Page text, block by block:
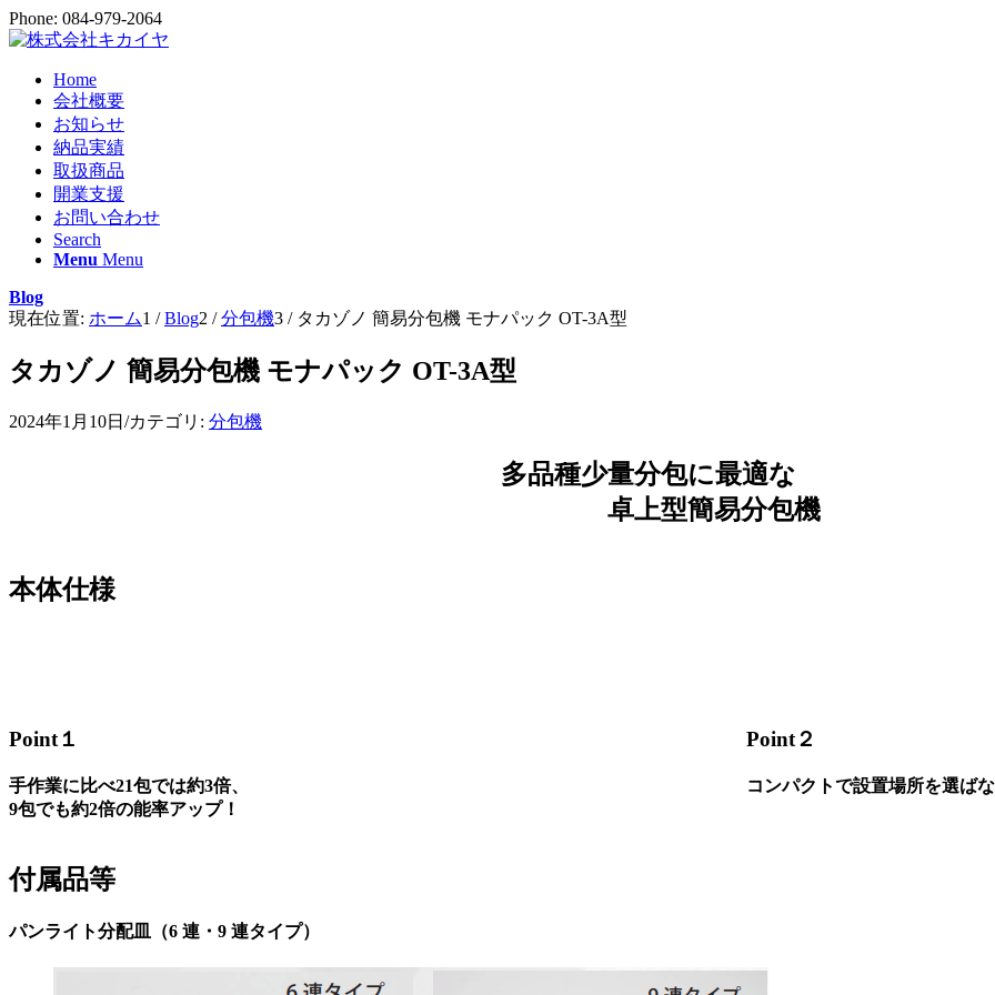
Phone: 084-979-2064
Home
会社概要
お知らせ
納品実績
取扱商品
開業支援
お問い合わせ
Search
Menu Menu
Blog
現在位置: ホーム1 / Blog2 / 分包機3 / タカゾノ 簡易分包機 モナパック OT-3A型
タカゾノ 簡易分包機 モナパック OT-3A型
2024年1月10日 /カテゴリ: 分包機
多品種少量分包に最適な
卓上型簡易分包機
本体仕様
Point１
手作業に比べ21包では約3倍、
9包でも約2倍の能率アップ！
Point２
コンパクトで設置場所を選ば
付属品等
パンライト分配皿（6 連・9 連タイプ）